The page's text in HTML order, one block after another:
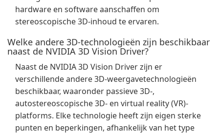
hardware en software aanschaffen om
stereoscopische 3D-inhoud te ervaren.
Welke andere 3D-technologieën zijn beschikbaar
naast de NVIDIA 3D Vision Driver?
Naast de NVIDIA 3D Vision Driver zijn er
verschillende andere 3D-weergavetechnologieën
beschikbaar, waaronder passieve 3D-,
autostereoscopische 3D- en virtual reality (VR)-
platforms. Elke technologie heeft zijn eigen sterke
punten en beperkingen, afhankelijk van het type